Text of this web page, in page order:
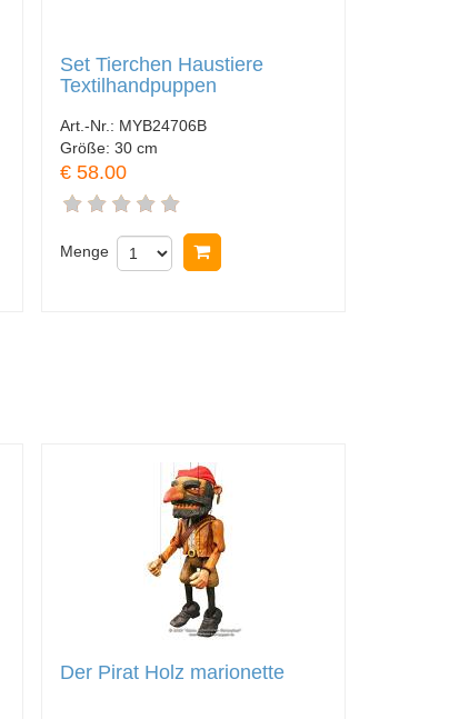
Set Tierchen Haustiere
Textilhandpuppen
Art.-Nr.: MYB24706B
Größe: 30 cm
€ 58.00
Menge
Der Pirat Holz marionette